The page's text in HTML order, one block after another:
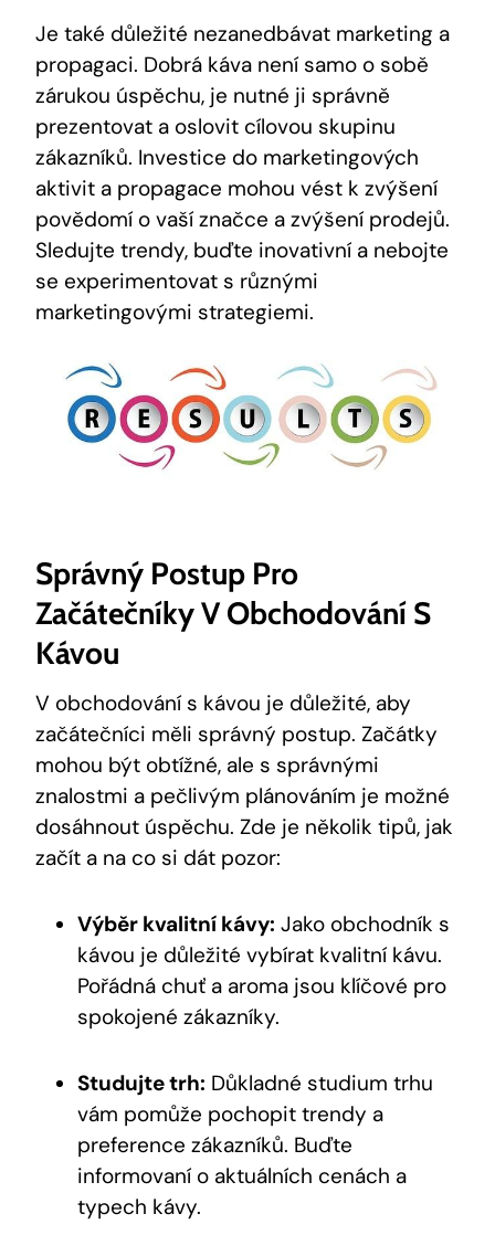
Je také důležité nezanedbávat marketing a
propagaci. Dobrá káva není samo o sobě
zárukou úspěchu, je nutné ji správně
prezentovat a oslovit cílovou skupinu
zákazníků. Investice do marketingových
aktivit a propagace mohou vést k zvýšení
povědomí o vaší značce a zvýšení prodejů.
Sledujte trendy, buďte inovativní a nebojte
se experimentovat s různými
marketingovými strategiemi.
Správný Postup Pro
Začátečníky V Obchodování S
Kávou
V obchodování s kávou je důležité, aby
začátečníci měli správný postup. Začátky
mohou být obtížné, ale s správnými
znalostmi a pečlivým plánováním je možné
dosáhnout úspěchu. Zde je několik tipů, jak
začít a na co si dát pozor:
Výběr kvalitní kávy: Jako obchodník s
kávou je důležité vybírat kvalitní kávu.
Pořádná chuť a aroma jsou klíčové pro
spokojené zákazníky.
Studujte trh: Důkladné studium trhu
vám pomůže pochopit trendy a
preference zákazníků. Buďte
informovaní o aktuálních cenách a
typech kávy.